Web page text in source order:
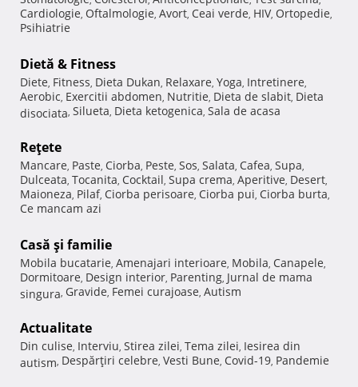
Cardiologie, Oftalmologie, Avort, Ceai verde, HIV, Ortopedie,
Psihiatrie
Dietă & Fitness
Diete, Fitness, Dieta Dukan, Relaxare, Yoga, Intretinere,
Aerobic, Exercitii abdomen, Nutritie, Dieta de slabit, Dieta
disociata, Silueta, Dieta ketogenica, Sala de acasa
Reţete
Mancare, Paste, Ciorba, Peste, Sos, Salata, Cafea, Supa,
Dulceata, Tocanita, Cocktail, Supa crema, Aperitive, Desert,
Maioneza, Pilaf, Ciorba perisoare, Ciorba pui, Ciorba burta,
Ce mancam azi
Casă şi familie
Mobila bucatarie, Amenajari interioare, Mobila, Canapele,
Dormitoare, Design interior, Parenting, Jurnal de mama
singura, Gravide, Femei curajoase, Autism
Actualitate
Din culise, Interviu, Stirea zilei, Tema zilei, Iesirea din
autism, Despărţiri celebre, Vesti Bune, Covid-19, Pandemie